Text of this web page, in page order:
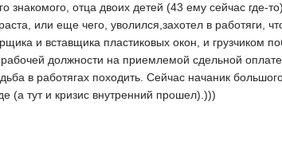
знакомого, отца двоих детей (43 ему сейчас где-
или еще чего, уволился,захотел в работяги,
и вставщика пластиковых окон, и грузчиком
должности на приемлемой сдельной
в работягах походить. Сейчас начаник
(а тут и кризис внутренний прошел).)))